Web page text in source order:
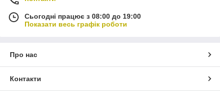
Сьогодні працює з 08:00 до 19:00
Показати весь графік роботи
Про нас
Контакти